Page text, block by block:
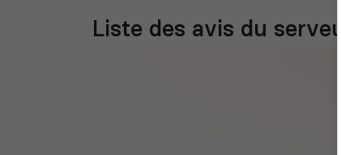
Liste des avis du serveur